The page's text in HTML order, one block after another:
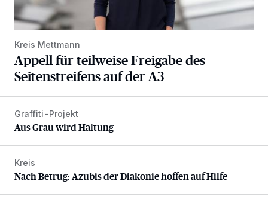
Kreis Mettmann
Appell für teilweise Freigabe des
Seitenstreifens auf der A3
Aus Grau wird Haltung
Graffiti-Projekt
Aus Grau wird Haltung
Nach Betrug: Azubis der Diakonie hoffen auf Hilfe
Kreis
Nach Betrug: Azubis der Diakonie hoffen auf Hilfe